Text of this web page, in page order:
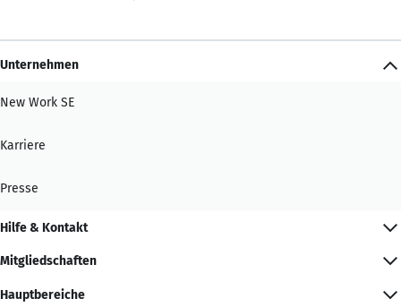
Unternehmen
New Work SE
Karriere
Presse
Hilfe & Kontakt
Mitgliedschaften
Hauptbereiche